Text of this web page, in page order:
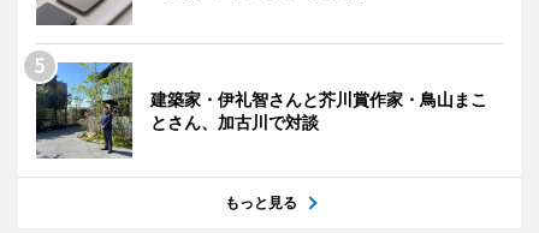
建築家・伊礼智さんと芥川賞作家・鳥山まこ
とさん、加古川で対談
もっと見る